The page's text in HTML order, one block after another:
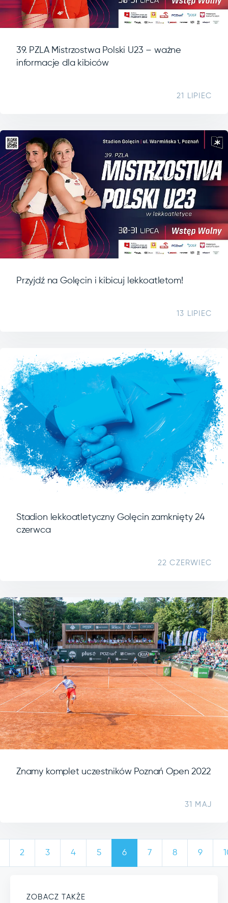
39. PZLA Mistrzostwa Polski U23 – ważne
informacje dla kibiców
21 LIPIEC
Przyjdź na Golęcin i kibicuj lekkoatletom!
13 LIPIEC
Stadion lekkoatletyczny Golęcin zamknięty 24
czerwca
22 CZERWIEC
Znamy komplet uczestników Poznań Open 2022
31 MAJ
2 3 4 5 6 7 8 9
ZOBACZ TAKŻE